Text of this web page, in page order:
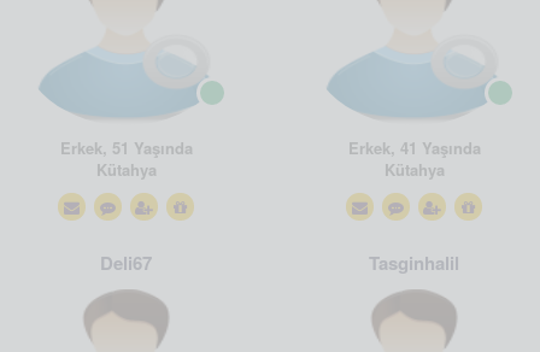
Erkek, 51 Yaşında
Kütahya
Erkek, 41 Yaşında
Kütahya
Deli67 Tasginhalil